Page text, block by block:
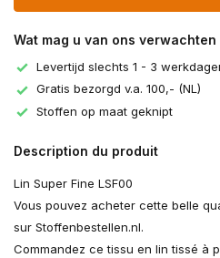
Wat mag u van ons verwachten
Levertijd slechts 1 - 3
Gratis bezorgd v.a. 100,- (NL)
Stoffen op maat geknipt
Description du produit
Lin Super Fine LSF00
Vous pouvez acheter cette belle
sur Stoffenbestellen.nl.
Commandez ce tissu en lin tissé à